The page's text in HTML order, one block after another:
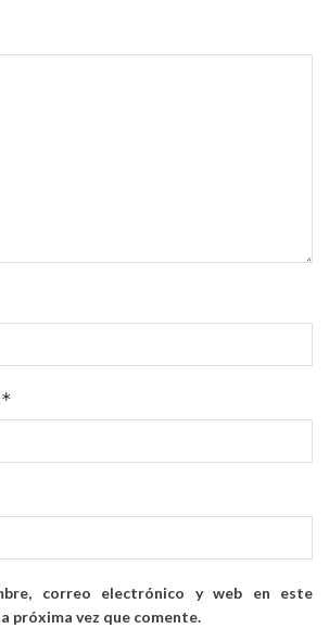
*
correo electrónico y web en este
próxima vez que comente.